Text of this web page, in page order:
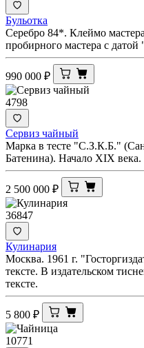
Бульотка
Серебро 84*. Клеймо
пробирного мастера с
990 000 ₽
4798
Сервиз чайный
Марка в тесте "С.З.К.Б."
Батенина). Начало XIX века.
2 500 000 ₽
36847
Кулинария
Москва. 1961 г.
тексте. В издательском
тексте.
5 800 ₽
10771